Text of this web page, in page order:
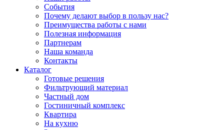
События
Почему делают выбор в пользу нас?
Преимущества работы с нами
Полезная информация
Партнерам
Наша команда
Контакты
Каталог
Готовые решения
Фильтрующий материал
Частный дом
Гостиничный комплекс
Квартира
На кухню